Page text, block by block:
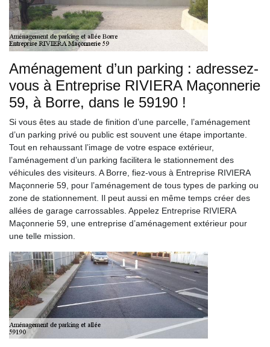
Aménagement d’un parking : adressez-
vous à Entreprise RIVIERA Maçonnerie
59, à Borre, dans le 59190 !
Si vous êtes au stade de finition d’une parcelle, l’aménagement
d’un parking privé ou public est souvent une étape importante.
Tout en rehaussant l’image de votre espace extérieur,
l’aménagement d’un parking facilitera le stationnement des
véhicules des visiteurs. A Borre, fiez-vous à Entreprise RIVIERA
Maçonnerie 59, pour l’aménagement de tous types de parking ou
zone de stationnement. Il peut aussi en même temps créer des
allées de garage carrossables. Appelez Entreprise RIVIERA
Maçonnerie 59, une entreprise d’aménagement extérieur pour
une telle mission.